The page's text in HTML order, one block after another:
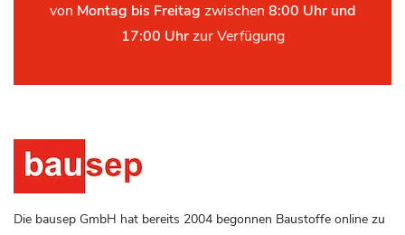
von Montag bis Freitag zwischen 8:00 Uhr und
17:00 Uhrzur Verfügung
Die bausep GmbH hat bereits 2004 begonnen Baustoffe online zu